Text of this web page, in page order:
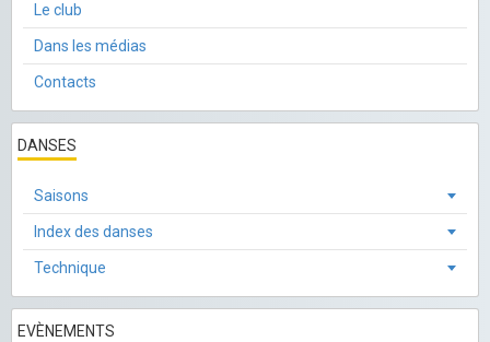
Le club
Dans les médias
Contacts
DANSES
Saisons
Index des danses
Technique
EVÈNEMENTS